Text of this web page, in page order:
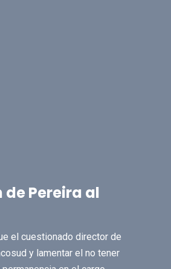
Pereira al
el cuestionado director de
y lamentar el no tener